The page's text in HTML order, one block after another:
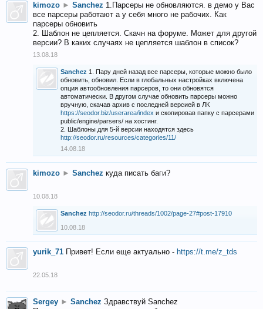
kimozo ► Sanchez 1.Парсеры не обновляются. в демо у Вас
все парсеры работают а у себя много не рабочих. Как
парсеры обновить
2. Шаблон не цепляется. Скачн на форуме. Может для другой
версии? В каких случаях не цепляется шаблон в список?
13.08.18
Sanchez 1. Пару дней назад все парсеры, которые можно было
обновить, обновил. Если в глобальных настройках включена
опция автообновления парсеров, то они обновятся
автоматически. В другом случае обновить парсеры можно
вручную, скачав архив с последней версией в ЛК
https://seodor.biz/userarea/index и скопировав папку с парсерами
public/engine/parsers/ на хостинг.
2. Шаблоны для 5-й версии находятся здесь
http://seodor.ru/resources/categories/11/
14.08.18
kimozo ► Sanchez куда писать баги?
10.08.18
Sanchez http://seodor.ru/threads/1002/page-27#post-17910
10.08.18
yurik_71 Привет! Если еще актуально - https://t.me/z_tds
22.05.18
Sergey ► Sanchez Здравствуй Sanchez